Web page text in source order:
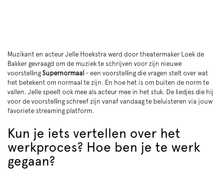
Muzikant en acteur Jelle Hoekstra werd door theatermaker Loek de
Bakker gevraagd om de muziek te schrijven voor zijn nieuwe
voorstelling Supernormaal - een voorstelling die vragen stelt over wat
het betekent om normaal te zijn. En hoe het is om buiten de norm te
vallen. Jelle speelt ook mee als acteur mee in het stuk. De liedjes die hij
voor de voorstelling schreef zijn vanaf vandaag te beluisteren via jouw
favoriete streaming platform.
Kun je iets vertellen over het
werkproces? Hoe ben je te werk
gegaan?